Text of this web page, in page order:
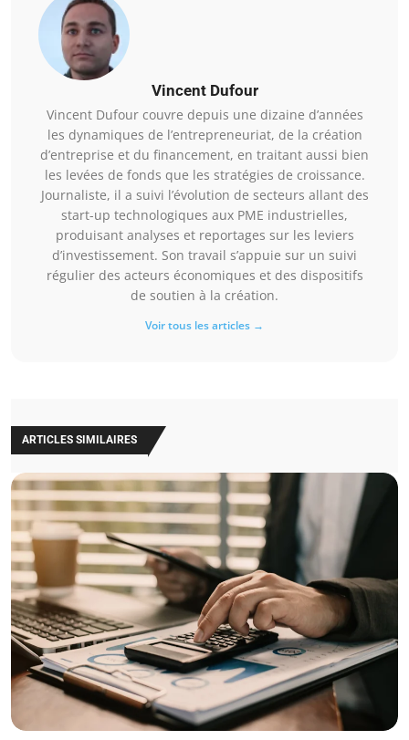
Vincent Dufour
Vincent Dufour couvre depuis une dizaine d’années
les dynamiques de l’entrepreneuriat, de la création
d’entreprise et du financement, en traitant aussi bien
les levées de fonds que les stratégies de croissance.
Journaliste, il a suivi l’évolution de secteurs allant des
start-up technologiques aux PME industrielles,
produisant analyses et reportages sur les leviers
d’investissement. Son travail s’appuie sur un suivi
régulier des acteurs économiques et des dispositifs
de soutien à la création.
Voir tous les articles →
ARTICLES SIMILAIRES